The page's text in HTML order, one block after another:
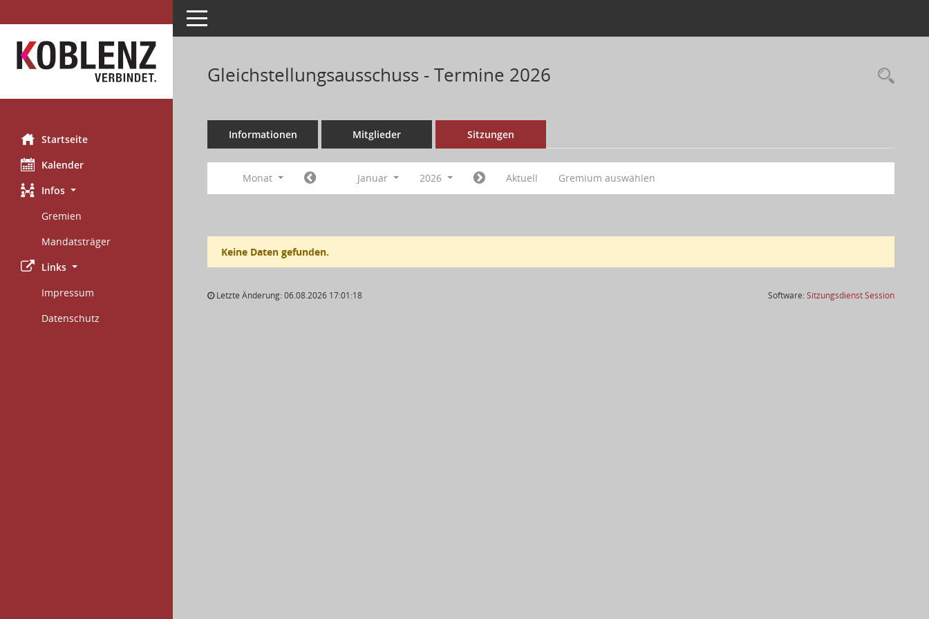
Startseite
Kalender
Infos
Gremien
Mandatsträger
Links
Impressum
Datenschutz
Toggle navigation
Gleichstellungsausschuss - Termine 2026
Informationen Mitglieder Sitzungen
Monat Januar 2026 Aktuell Gremium auswählen
Keine Daten gefunden.
Letzte Änderung: 06.08.2026 17:01:18 Software:SitzungsdienstSession(Wird in